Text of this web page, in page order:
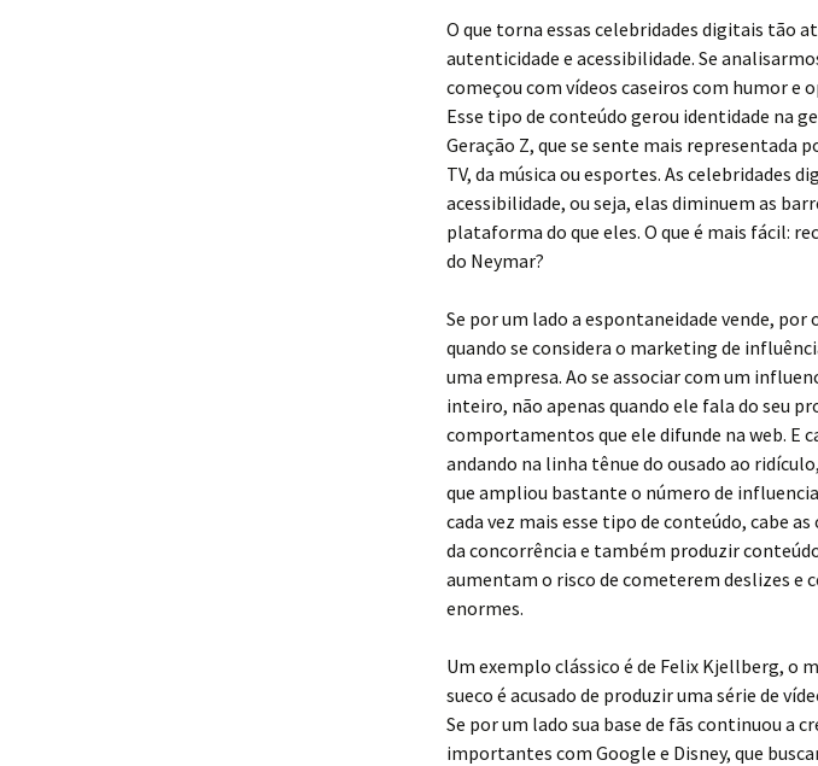
O que torna essas celebridades digitais tão
autenticidade e acessibilidade. Se
começou com vídeos caseiros com humor e
Esse tipo de conteúdo gerou identidade na
Geração Z, que se sente mais representada
TV, da música ou esportes. As celebridades
acessibilidade, ou seja, elas diminuem as
plataforma do que eles. O que é mais fácil:
do Neymar?
Se por um lado a espontaneidade vende,
quando se considera o marketing de
uma empresa. Ao se associar com um
inteiro, não apenas quando ele fala do seu
comportamentos que ele difunde na web. E
andando na linha tênue do ousado ao
que ampliou bastante o número de
cada vez mais esse tipo de conteúdo, cabe
da concorrência e também produzir
aumentam o risco de cometerem deslizes e
enormes.
Um exemplo clássico é de Felix Kjellberg, o
sueco é acusado de produzir uma série de
Se por um lado sua base de fãs continuou a
importantes com Google e Disney, que